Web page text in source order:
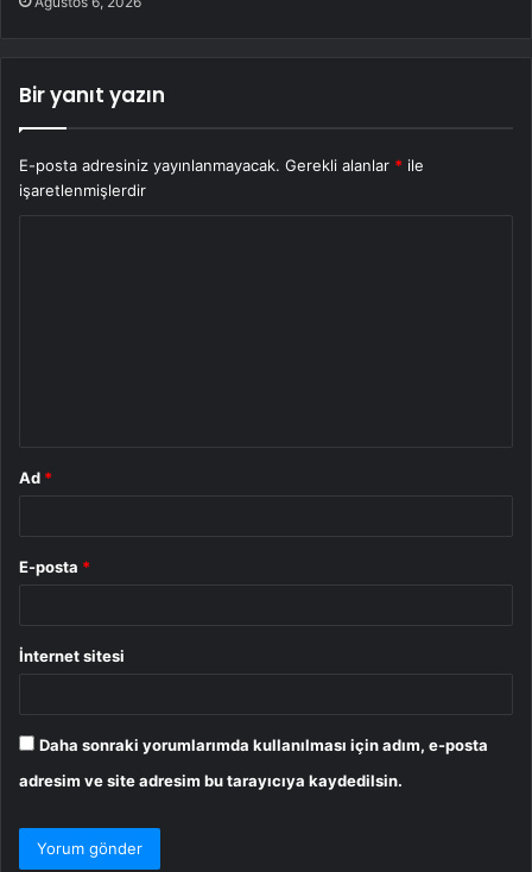
Bir yanıt yazın
E-posta adresiniz yayınlanmayacak. Gerekli alanlar * ile
işaretlenmişlerdir
Ad *
E-posta *
İnternet sitesi
Daha sonraki yorumlarımda kullanılması için adım, e-posta
adresim ve site adresim bu tarayıcıya kaydedilsin.